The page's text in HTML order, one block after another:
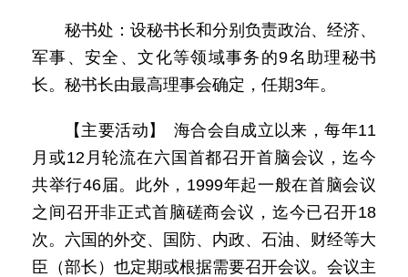
秘书处：设秘书长和分别负责政治、经济、
军事、安全、文化等领域事务的9名助理秘书
长。秘书长由最高理事会确定，任期3年。
【主要活动】 海合会自成立以来，每年11
月或12月轮流在六国首都召开首脑会议，迄今
共举行46届。此外，1999年起一般在首脑会议
之间召开非正式首脑磋商会议，迄今已召开18
次。六国的外交、国防、内政、石油、财经等大
臣（部长）也定期或根据需要召开会议。会议主